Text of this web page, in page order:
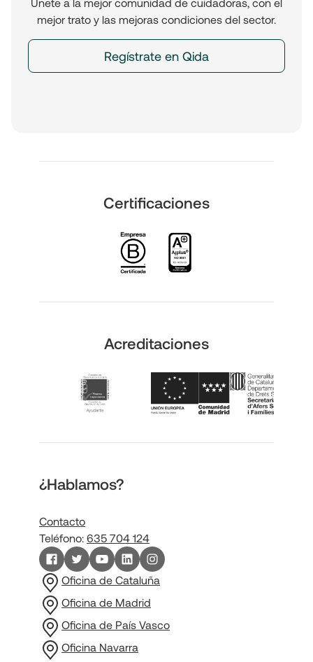
mejor trato y las mejoras condiciones del sector.
Regístrate en Qida
Certificaciones
Acreditaciones
¿Hablamos?
Contacto
Teléfono: 635 704 124
Oficina de Cataluña
Oficina de Madrid
Oficina de País Vasco
Oficina Navarra